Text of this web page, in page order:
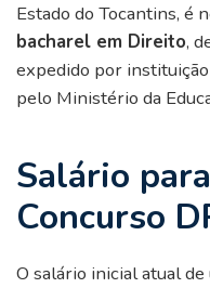
Estado do Tocantins, é
bacharel em Direito,
expedido por
pelo Ministério da
Salário
Concurso
O salário inicial atual